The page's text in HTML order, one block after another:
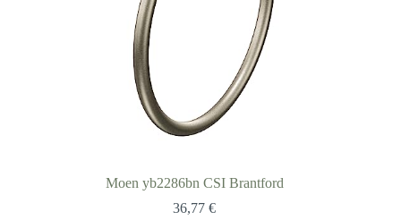
Moen yb2286bn CSI Brantford
36,77€